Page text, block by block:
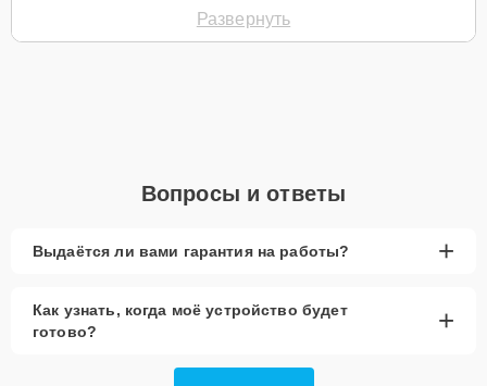
Для ремонта микроволновой печи модели CMXG 20 DR
активное использование устройства дольше
запчастей.
рассмотреть вариант с использованием
качественного аналога брендовой детали.
Развернуть
Вопросы и ответы
Выдаётся ли вами гарантия на работы? +
Как узнать, когда моё устройство будет
готово?
+